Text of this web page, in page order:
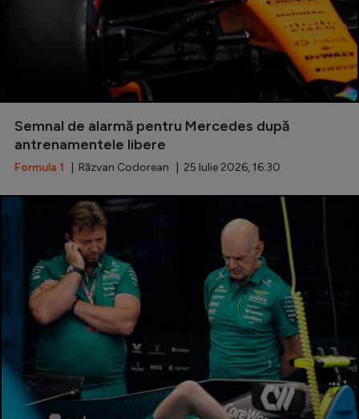
Semnal de alarmă pentru Mercedes după
antrenamentele libere
Formula 1 | Răzvan Codorean | 25 Iulie 2026, 16:30